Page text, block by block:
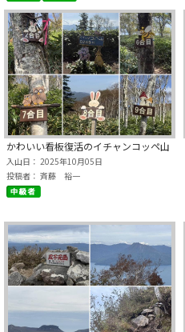
かわいい看板復活のイチャンコッペ山
入山日： 2025年10月05日
投稿者： 斉藤 裕一